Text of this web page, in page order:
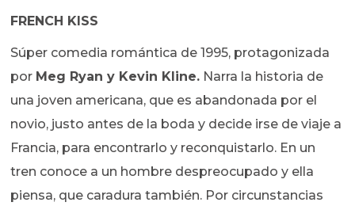
FRENCH KISS
Súper comedia romántica de 1995, protagonizada
por Meg Ryan y Kevin Kline. Narra la historia de
una joven americana, que es abandonada por el
novio, justo antes de la boda y decide irse de viaje a
Francia, para encontrarlo y reconquistarlo. En un
tren conoce a un hombre despreocupado y ella
piensa, que caradura también. Por circunstancias